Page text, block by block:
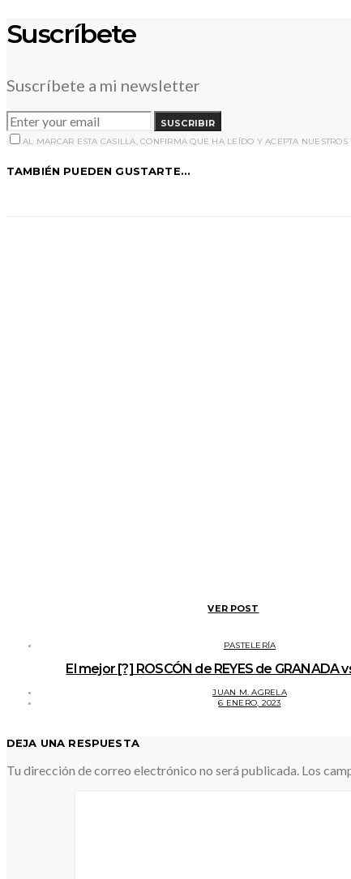
Suscríbete
Suscríbete a mi newsletter
SUSCRIBIR
AL MARCAR ESTA CASILLA, CONFIRMA QUE HA LEÍDO Y ACEPTA
TAMBIÉN PUEDEN GUSTARTE...
VER POST
PASTELERÍA
El mejor [?] ROSCÓN de REYES de GRANADA
JUAN M. AGRELA
6 ENERO, 2023
DEJA UNA RESPUESTA
Tu dirección de correo electrónico no será publicada. Los